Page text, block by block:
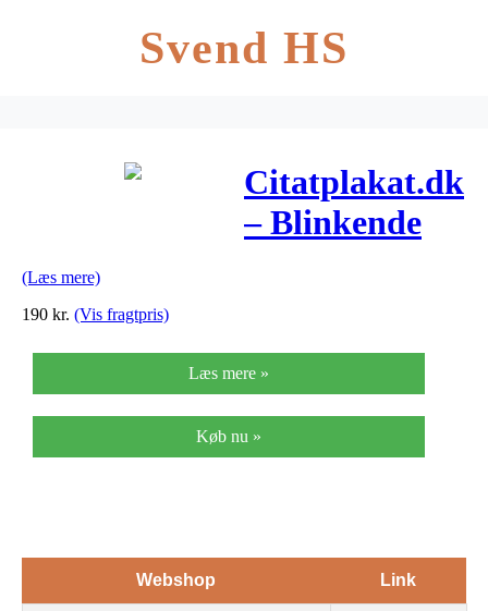
Svend HS
Citatplakat.dk
– Blinkende
(Læs mere)
190 kr. (Vis fragtpris)
Læs mere »
Køb nu »
Webshop Link